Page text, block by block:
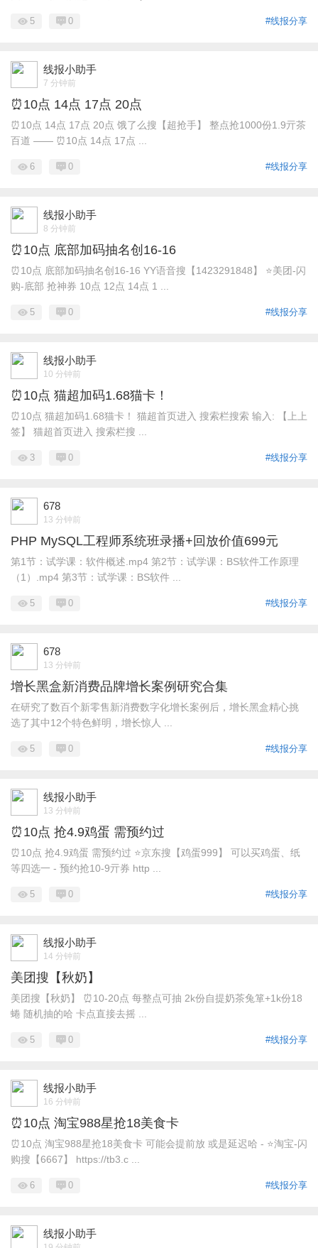
#线报分享
5 0
线报小助手
7 分钟前
⏰10点 14点 17点 20点
⏰10点 14点 17点 20点 饿了么搜【超抢手】 整点抢1000份1.9亓茶
百道 —— ⏰10点 14点 17点 ...
#线报分享
6 0
线报小助手
8 分钟前
⏰10点 底部加码抽名创16-16
⏰10点 底部加码抽名创16-16 YY语音搜【1423291848】 ⭐美团-闪
购-底部 抢神券 10点 12点 14点 1 ...
#线报分享
5 0
线报小助手
10 分钟前
⏰10点 猫超加码1.68猫卡！
⏰10点 猫超加码1.68猫卡！ 猫超首页进入 搜索栏搜索 输入: 【上上
签】 猫超首页进入 搜索栏搜 ...
#线报分享
3 0
678
13 分钟前
PHP MySQL工程师系统班录播+回放价值699元
第1节：试学课：软件概述.mp4 第2节：试学课：BS软件工作原理
（1）.mp4 第3节：试学课：BS软件 ...
#线报分享
5 0
678
13 分钟前
增长黑盒新消费品牌增长案例研究合集
在研究了数百个新零售新消费数字化增长案例后，增长黑盒精心挑
选了其中12个特色鲜明，增长惊人 ...
#线报分享
5 0
线报小助手
13 分钟前
⏰10点 抢4.9鸡蛋 需预约过
⏰10点 抢4.9鸡蛋 需预约过 ⭐京东搜【鸡蛋999】 可以买鸡蛋、纸
等四选一 - 预约抢10-9亓券 http ...
#线报分享
5 0
线报小助手
14 分钟前
美团搜【秋奶】
美团搜【秋奶】 ⏰10-20点 每整点可抽 2k份自提奶茶兔箪+1k份18
蜷 随机抽的哈 卡点直接去摇 ...
#线报分享
5 0
线报小助手
16 分钟前
⏰10点 淘宝988星抢18美食卡
⏰10点 淘宝988星抢18美食卡 可能会提前放 或是延迟哈 - ⭐️淘宝-闪
购搜【6667】 https://tb3.c ...
#线报分享
6 0
线报小助手